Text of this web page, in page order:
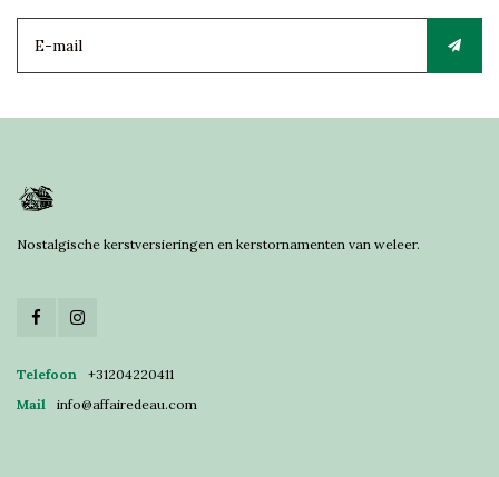
Nostalgische kerstversieringen en kerstornamenten van weleer.
Telefoon
+31204220411
Mail
info@affairedeau.com